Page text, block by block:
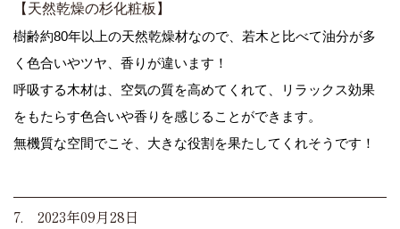
【天然乾燥の杉化粧板】
樹齢約80年以上の天然乾燥材なので、若木と比べて油分が多
く色合いやツヤ、香りが違います！
呼吸する木材は、空気の質を高めてくれて、リラックス効果
をもたらす色合いや香りを感じることができます。
無機質な空間でこそ、大きな役割を果たしてくれそうです！
7. 2023年09月28日